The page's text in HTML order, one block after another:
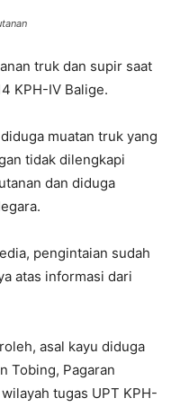
truk dan supir saat
KPH-IV Balige.
muatan truk yang
tidak dilengkapi
dan diduga
pengintaian sudah
atas informasi dari
asal kayu diduga
Tobing, Pagaran
tugas UPT KPH-